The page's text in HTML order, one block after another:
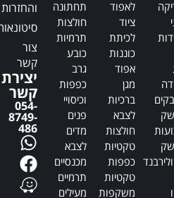
לאפוד
ציוד
לכיתת
כוננות
אפוד
מגן
ברכיות
לצבא
חולצות
טקטיות
כפפות
טקטיות
משקפות
תחתונה
חולצות
תרמיות
כובע
גרב
כפפות
וכיסויי
פנים
מדים
לצבא
מכנסיים
תרמיים
מעילים
והחזרות
צור
קשר
יצירת
קשר
054-
8749-
486